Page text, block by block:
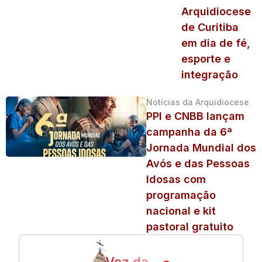
Arquidiocese
de Curitiba
em dia de fé,
esporte e
integração
Notícias da Arquidiocese
PPI e CNBB lançam
campanha da 6ª
Jornada Mundial dos
Avós e das Pessoas
Idosas com
programação
nacional e kit
pastoral gratuito